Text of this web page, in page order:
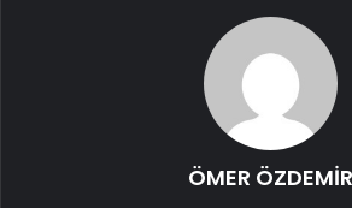
ÖMER ÖZDEMİR